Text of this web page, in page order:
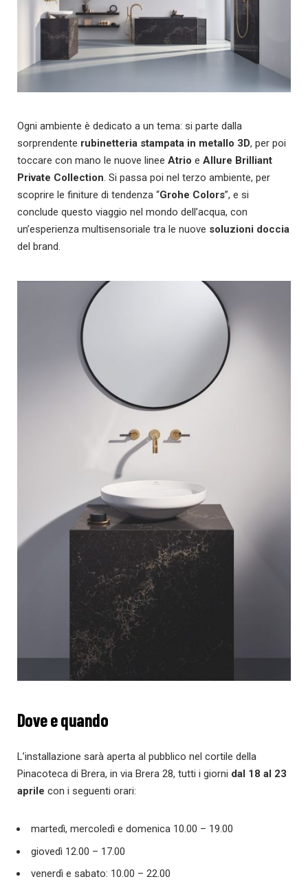
Ogni ambiente è dedicato a un tema: si parte dalla
sorprendente rubinetteria stampata in metallo 3D, per poi
toccare con mano le nuove linee Atrio e Allure Brilliant
Private Collection. Si passa poi nel terzo ambiente, per
scoprire le finiture di tendenza “Grohe Colors”, e si
conclude questo viaggio nel mondo dell’acqua, con
un’esperienza multisensoriale tra le nuove soluzioni doccia
del brand.
Dove e quando
L’installazione sarà aperta al pubblico nel cortile della
Pinacoteca di Brera, in via Brera 28, tutti i giorni dal 18 al 23
aprile con i seguenti orari:
martedì, mercoledì e domenica 10.00 – 19.00
giovedì 12.00 – 17.00
venerdì e sabato: 10.00 – 22.00